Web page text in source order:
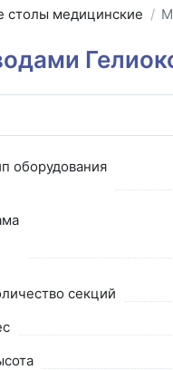
столы медицинские
оборудования
секций